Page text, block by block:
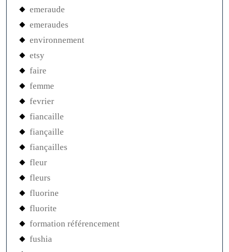
emeraude
emeraudes
environnement
etsy
faire
femme
fevrier
fiancaille
fiançaille
fiançailles
fleur
fleurs
fluorine
fluorite
formation référencement
fushia